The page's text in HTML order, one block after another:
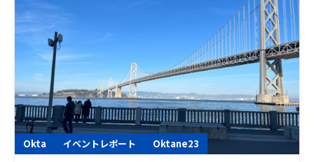
Okta イベントレポート Oktane23